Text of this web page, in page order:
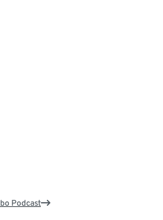
Podcast